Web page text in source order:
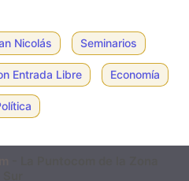
Nicolás Seminarios
Entrada Libre Economía